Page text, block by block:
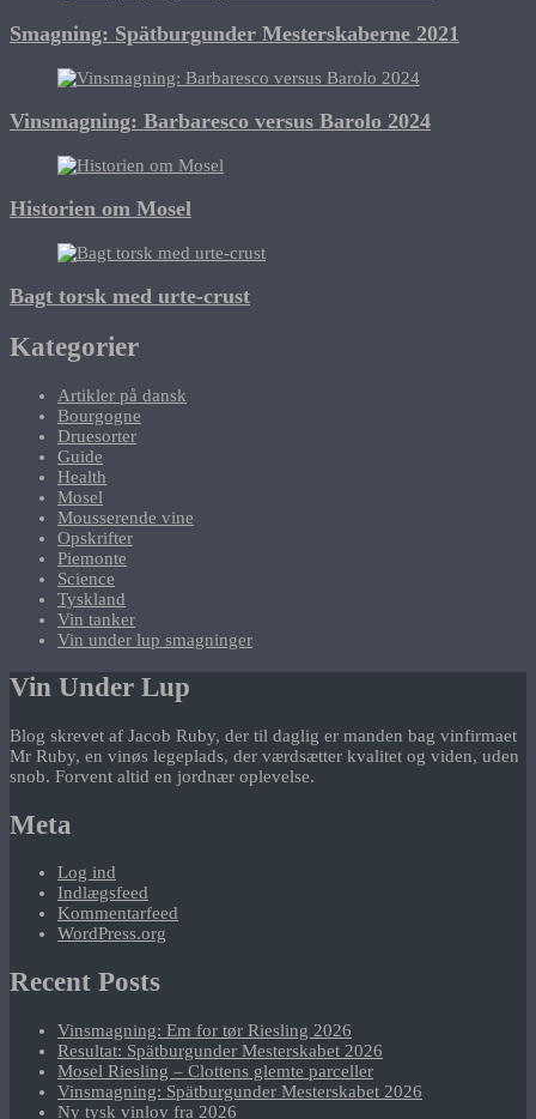
Smagning: Spätburgunder Mesterskaberne 2021
Vinsmagning: Barbaresco versus Barolo 2024
Historien om Mosel
Bagt torsk med urte-crust
Kategorier
Artikler på dansk
Bourgogne
Druesorter
Guide
Health
Mosel
Mousserende vine
Opskrifter
Piemonte
Science
Tyskland
Vin tanker
Vin under lup smagninger
Vin Under Lup
Blog skrevet af Jacob Ruby, der til daglig er manden bag vinfirmaet
Mr Ruby, en vinøs legeplads, der værdsætter kvalitet og viden, uden
snob. Forvent altid en jordnær oplevelse.
Meta
Log ind
Indlægsfeed
Kommentarfeed
WordPress.org
Recent Posts
Vinsmagning: Em for tør Riesling 2026
Resultat: Spätburgunder Mesterskabet 2026
Mosel Riesling – Clottens glemte parceller
Vinsmagning: Spätburgunder Mesterskabet 2026
Ny tysk vinlov fra 2026